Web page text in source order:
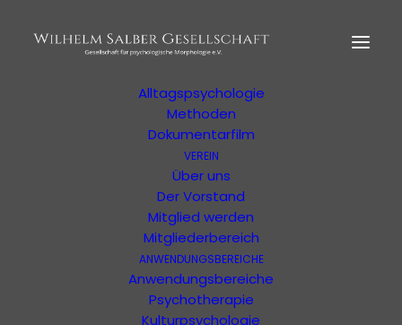
MORPHOLOGIE
Der Begründer
Alltagspsychologie
Methoden
Dokumentarfilm
VEREIN
Über uns
Der Vorstand
Mitglied werden
Mitgliederbereich
ANWENDUNGSBEREICHE
Anwendungsbereiche
Psychotherapie
Kulturpsychologie
Ihre Suchergebnisse
Ergebnisse Ihrer Suche oder Ihres Filters